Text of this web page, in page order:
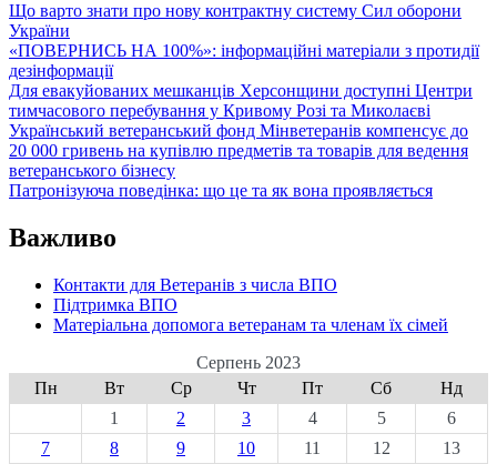
Що варто знати про нову контрактну систему Сил оборони
України
«ПОВЕРНИСЬ НА 100%»: інформаційні матеріали з протидії
дезінформації
Для евакуйованих мешканців Херсонщини доступні Центри
тимчасового перебування у Кривому Розі та Миколаєві
Український ветеранський фонд Мінветеранів компенсує до
20 000 гривень на купівлю предметів та товарів для ведення
ветеранського бізнесу
Патронізуюча поведінка: що це та як вона проявляється
Важливо
Контакти для Ветеранів з числа ВПО
Підтримка ВПО
Матеріальна допомога ветеранам та членам їх сімей
Серпень 2023
Пн
Вт Ср Чт Пт Сб
Нд
1
2 3 4 5
6
7
8 9 10 11 12
13